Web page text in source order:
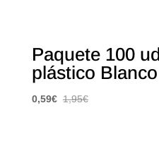
Paquete 100
plástico Blanco
0,59€ 1,95€